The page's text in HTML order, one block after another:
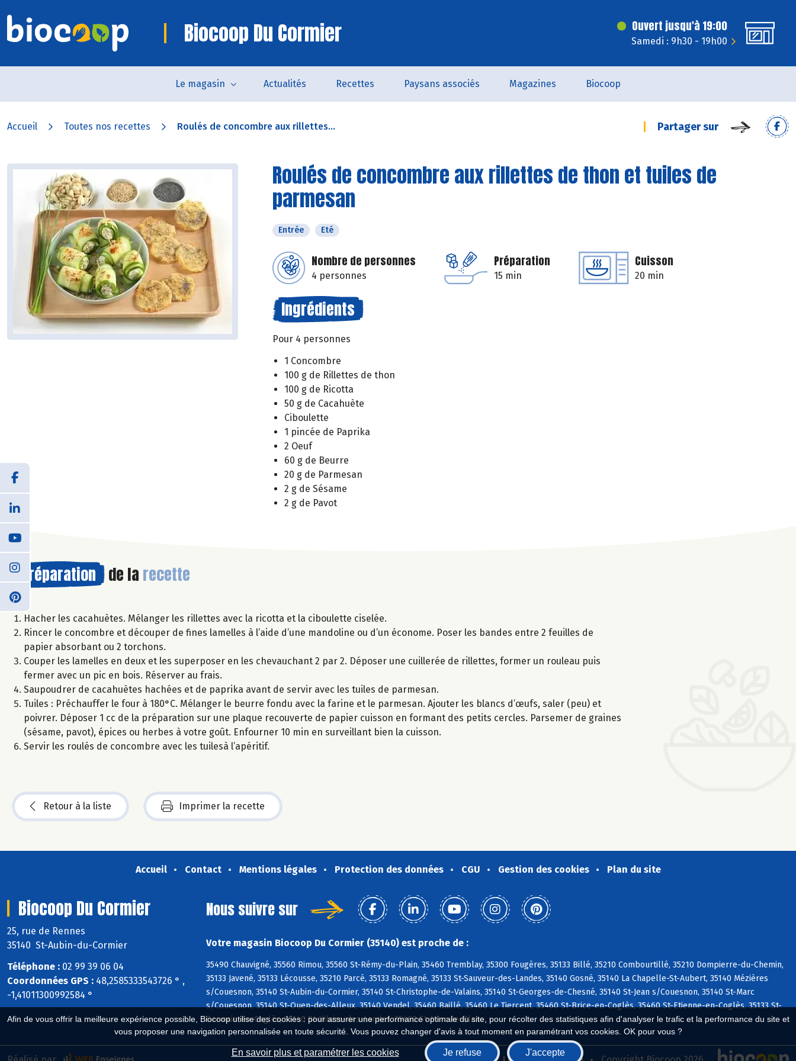
Afin de vous offrir la meilleure expérience possible, Biocoop utilise des cookies : pour assurer une performance optimale du site, pour récolter des statistiques afin d'analyser le trafic et la performance du site et
vous proposer une navigation personnalisée en toute sécurité. Vous pouvez changer d'avis à tout moment en paramétrant vos cookies. OK pour vous ?
En savoir plus et paramétrer les cookies Je refuse J'accepte
Biocoop Du Cormier Ouvert jusqu'à 19:00
Samedi : 9h30 - 19h00
Le magasin Actualités Recettes Paysans associés Magazines Biocoop
Accueil Toutes nos recettes Roulés de concombre aux rillettes... Partager sur
Roulés de concombre aux rillettes de thon et tuiles de
parmesan
Entrée Eté
Nombre de personnes
4 personnes
Préparation
15 min
Cuisson
20 min
Ingrédients
Pour 4 personnes
1 Concombre
100 g de Rillettes de thon
100 g de Ricotta
50 g de Cacahuète
Ciboulette
1 pincée de Paprika
2 Oeuf
60 g de Beurre
20 g de Parmesan
2 g de Sésame
2 g de Pavot
Préparation de la recette
Hacher les cacahuètes. Mélanger les rillettes avec la ricotta et la ciboulette ciselée.
Rincer le concombre et découper de fines lamelles à l’aide d’une mandoline ou d’un économe. Poser les bandes entre 2 feuilles de
papier absorbant ou 2 torchons.
Couper les lamelles en deux et les superposer en les chevauchant 2 par 2. Déposer une cuillerée de rillettes, former un rouleau puis
fermer avec un pic en bois. Réserver au frais.
Saupoudrer de cacahuètes hachées et de paprika avant de servir avec les tuiles de parmesan.
Tuiles : Préchauffer le four à 180°C. Mélanger le beurre fondu avec la farine et le parmesan. Ajouter les blancs d’œufs, saler (peu) et
poivrer. Déposer 1 cc de la préparation sur une plaque recouverte de papier cuisson en formant des petits cercles. Parsemer de graines
(sésame, pavot), épices ou herbes à votre goût. Enfourner 10 min en surveillant bien la cuisson.
Servir les roulés de concombre avec les tuilesà l’apéritif.
Retour à la liste Imprimer la recette
Accueil Contact Mentions légales Protection des données CGU Gestion des cookies Plan du site
Biocoop Du Cormier
25, rue de Rennes
35140 St-Aubin-du-Cormier
Téléphone : 02 99 39 06 04
Coordonnées GPS : 48,2585333543726 ° ,
-1,41011300992584 °
Nous suivre sur
Votre magasin Biocoop Du Cormier (35140) est proche de :
35490 Chauvigné, 35560 Rimou, 35560 St-Rémy-du-Plain, 35460 Tremblay, 35300 Fougères, 35133 Billé, 35210 Combourtillé, 35210 Dompierre-du-Chemin,
35133 Javené, 35133 Lécousse, 35210 Parcé, 35133 Romagné, 35133 St-Sauveur-des-Landes, 35140 Gosné, 35140 La Chapelle-St-Aubert, 35140 Mézières
s/Couesnon, 35140 St-Aubin-du-Cormier, 35140 St-Christophe-de-Valains, 35140 St-Georges-de-Chesné, 35140 St-Jean s/Couesnon, 35140 St-Marc
s/Couesnon, 35140 St-Ouen-des-Alleux, 35140 Vendel, 35460 Baillé, 35460 Le Tiercent, 35460 St-Brice-en-Coglès, 35460 St-Etienne-en-Coglès, 35133 St-
Germain-en-Coglès, 35140 St-Hilaire-des-Landes, 35460 St-Marc-le-Blanc